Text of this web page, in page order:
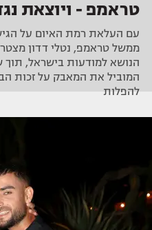
טראמפ - ויוצאת
עם העלאת רמת האיום על
ממשל טראמפ, נטלי דדון
הנושא למודעות בישראל,
המוביל את המאבק על זכות
להפלות